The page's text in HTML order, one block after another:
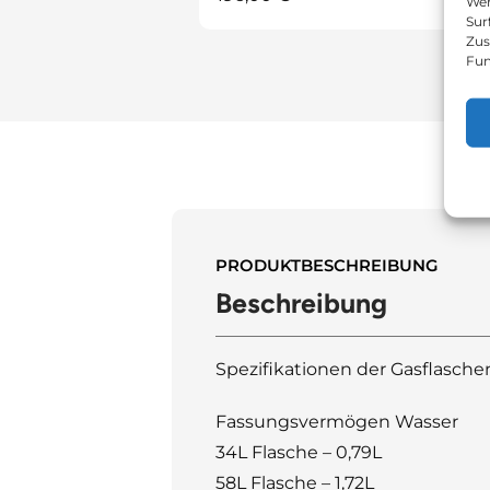
PRODUKTBESCHREIBUNG
Beschreibung
Spezifikationen der
Fassungsvermögen Wasser
34L Flasche – 0,79L
58L Flasche – 1,72L